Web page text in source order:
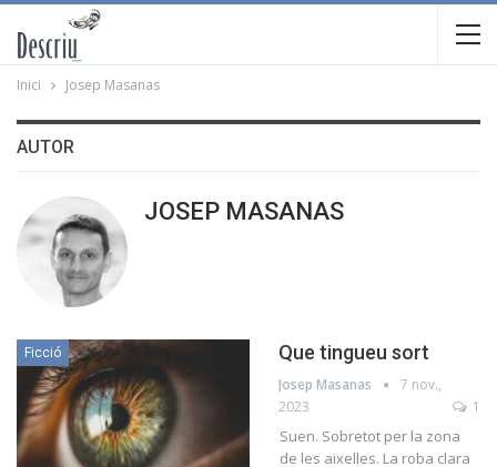
Inici Josep Masanas
AUTOR
JOSEP MASANAS
Ficció Que tingueu sort
Josep Masanas
7 nov.,
2023
1
Suen. Sobretot per la zona
de les aixelles. La roba clara